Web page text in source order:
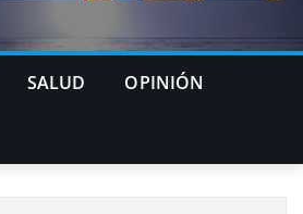
SALUD OPINIÓN